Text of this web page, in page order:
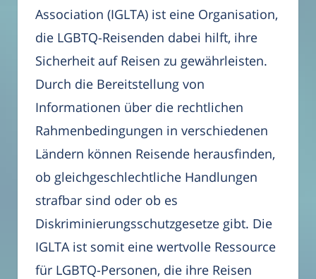
Association (IGLTA) ist eine Organisation,
die LGBTQ-Reisenden dabei hilft, ihre
Sicherheit auf Reisen zu gewährleisten.
Durch die Bereitstellung von
Informationen über die rechtlichen
Rahmenbedingungen in verschiedenen
Ländern können Reisende herausfinden,
ob gleichgeschlechtliche Handlungen
strafbar sind oder ob es
Diskriminierungsschutzgesetze gibt. Die
IGLTA ist somit eine wertvolle Ressource
für LGBTQ-Personen, die ihre Reisen